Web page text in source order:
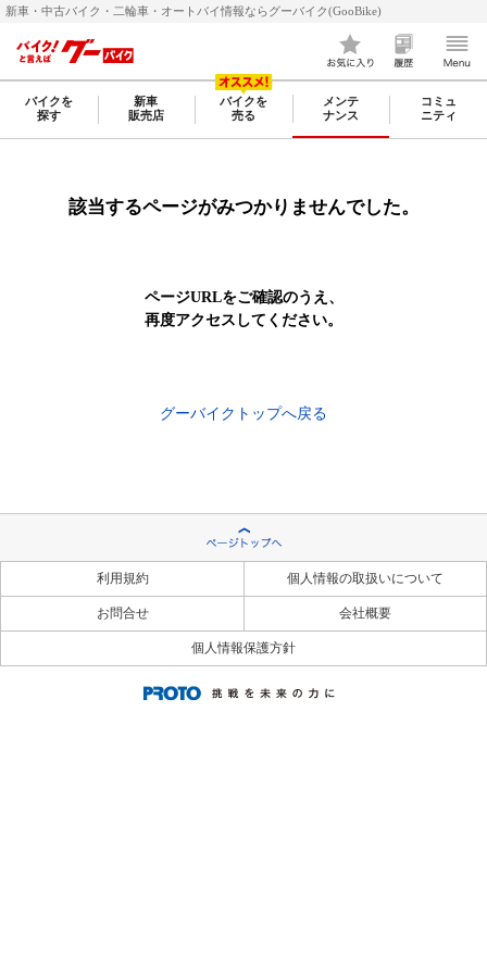
新車・中古バイク・二輪車・オートバイ情報ならグーバイク(GooBike)
バイクを
探す
新車
販売店
バイクを
売る
メンテ
ナンス
コミュ
ニティ
該当するページがみつかりませんでした。
ページURLをご確認のうえ、
再度アクセスしてください。
グーバイクトップへ戻る
利用規約 個人情報の取扱いについて
お問合せ 会社概要
個人情報保護方針